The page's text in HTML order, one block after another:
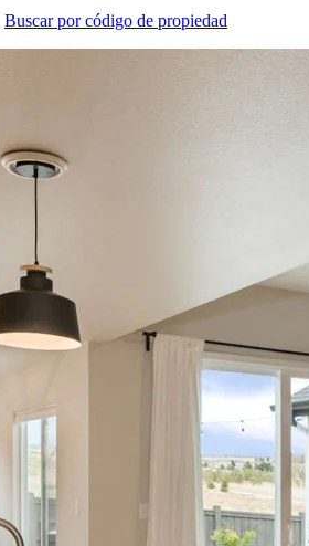
Buscar por código de propiedad